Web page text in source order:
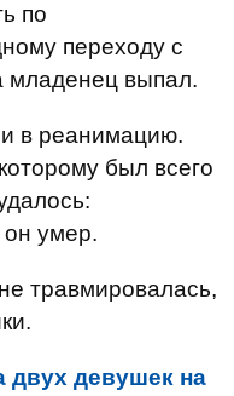
по
переходу с
младенец выпал.
в реанимацию.
был всего
он умер.
травмировалась,
двух девушек на